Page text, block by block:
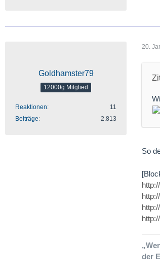
Goldhamster79
12000g Mitglied
Reaktionen
11
Beiträge
2.813
20.
So
der